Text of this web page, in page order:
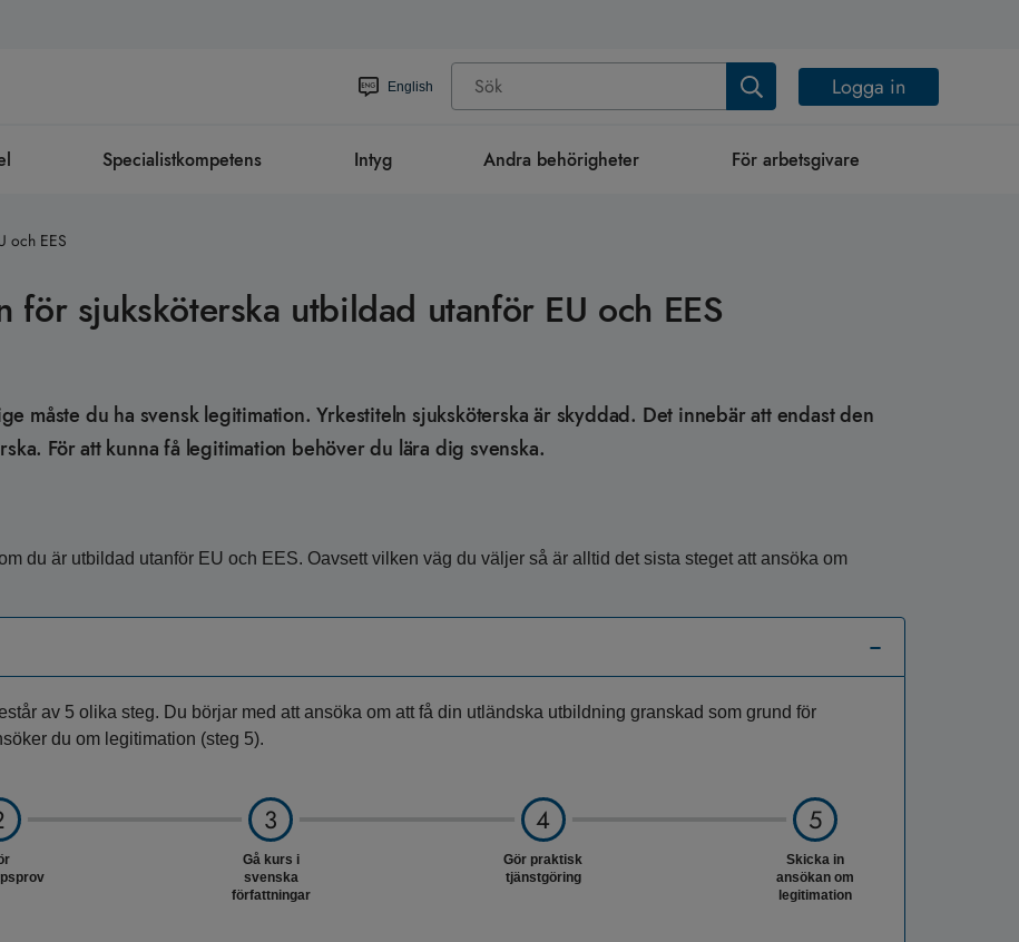
English Logga in
Specialistkompetens Intyg Andra behörigheter För arbetsgivare
och EES
för sjuksköterska utbildad utanför EU och EES
måste du ha svensk legitimation. Yrkestiteln sjuksköterska är skyddad. Det innebär att endast den
För att kunna få legitimation behöver du lära dig svenska.
du är utbildad utanför EU och EES. Oavsett vilken väg du väljer så är alltid det sista steget att ansöka om
av 5 olika steg. Du börjar med att ansöka om att få din utländska utbildning granskad som grund för
du om legitimation (steg 5).
Gå kurs i
svenska
författningar
Gör praktisk
tjänstgöring
Skicka in
ansökan om
legitimation